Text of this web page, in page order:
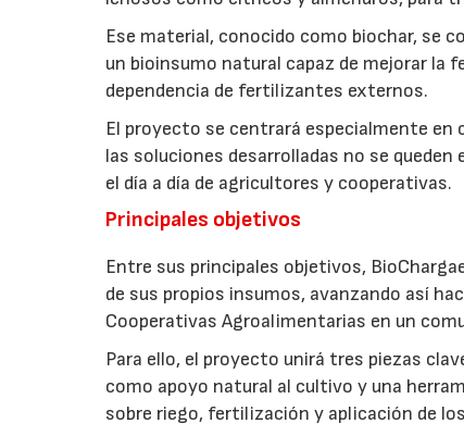
Ese material, conocido como biochar, se
un bioinsumo natural capaz de mejorar la
dependencia de fertilizantes externos.
El proyecto se centrará especialmente en
las soluciones desarrolladas no se
el día a día de agricultores y cooperativas.
Principales objetivos
Entre sus principales objetivos,
de sus propios insumos, avanzando así
Cooperativas Agroalimentarias en un
Para ello, el proyecto unirá tres piezas
como apoyo natural al cultivo y una
sobre riego, fertilización y aplicación de